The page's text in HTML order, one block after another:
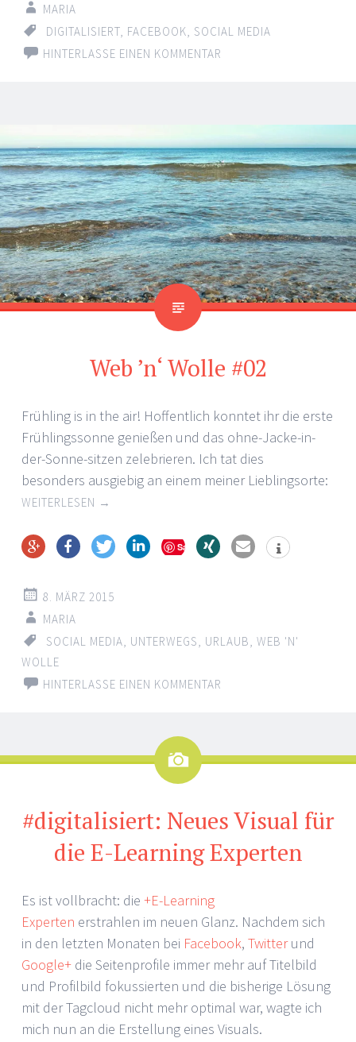
MARIA
DIGITALISIERT FACEBOOK
SOCIAL MEDIA
HINTERLASSE EINEN KOMMENTAR
Web ’n‘ Wolle #02
Frühling is in the air! Hoffentlich konntet ihr die erste
Frühlingssonne genießen und das ohne-Jacke-in-
der-Sonne-sitzen zelebrieren. Ich tat dies
besonders ausgiebig an einem meiner Lieblingsorte:
WEITERLESEN →
Save
8. MÄRZ 2015
MARIA
SOCIAL MEDIA UNTERWEGS URLAUB WEB 'N'
WOLLE
HINTERLASSE EINEN KOMMENTAR
Bild
#digitalisiert: Neues Visual für
die E-Learning Experten
Es ist vollbracht: die +E-Learning
Experten erstrahlen im neuen Glanz. Nachdem sich
in den letzten Monaten bei Facebook, Twitterund
Google+ die Seitenprofile immer mehr auf Titelbild
und Profilbild fokussierten und die bisherige Lösung
mit der Tagcloud nicht mehr optimal war, wagte ich
mich nun an die Erstellung eines Visuals.